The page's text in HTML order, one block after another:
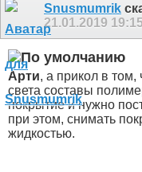
Snusmumrik
21.01.2019
Арти, а прикол в том,
света составы
покрытие и нужно
при этом, снимать
жидкостью.